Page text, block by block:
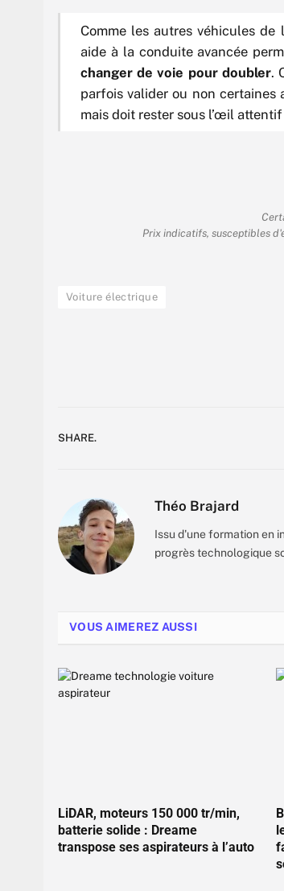
Comme les autres véhicules
aide à la conduite avancée
changer de voie pour doubler.
parfois valider ou non certaines
mais doit rester sous l’œil
Prix indicatifs, susceptibles
Voiture électrique
SHARE.
Théo Brajard
Issu d'une formation en
progrès technologique
VOUS AIMEREZ AUSSI
LiDAR, moteurs 150 000 tr/min,
batterie solide : Dreame
transpose ses aspirateurs à l’auto